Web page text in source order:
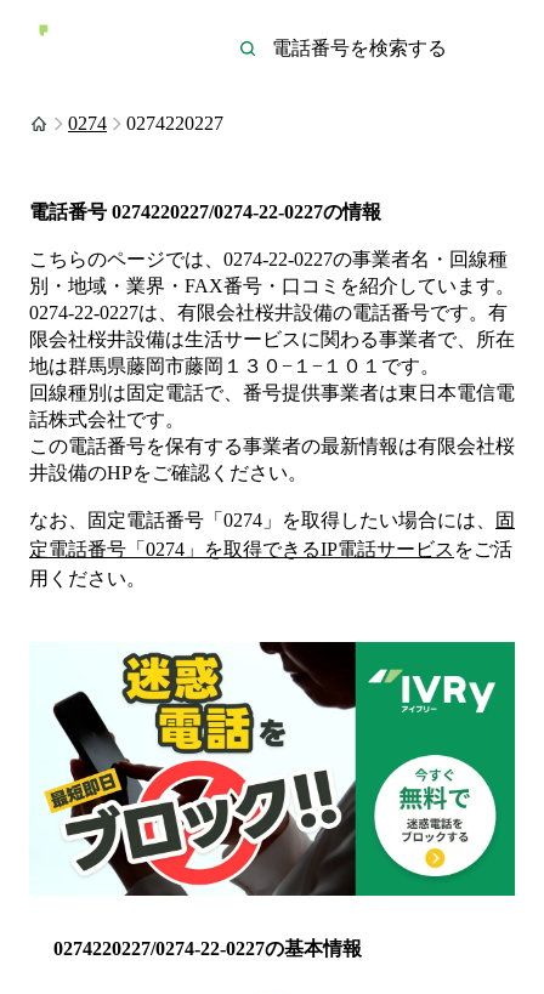
0274 0274220227
電話番号 0274220227/0274-22-0227の情報
こちらのページでは、 0274-22-0227の事業者名・回線種
別・地域・業界・FAX番号・口コミを紹介しています。
0274-22-0227は、 有限会社桜井設備の電話番号です。 有
限会社桜井設備は生活サービスに関わる事業者で、所在
地は群馬県藤岡市藤岡１３０−１−１０１ です。
回線種別は固定電話で、番号提供事業者は東日本電信電
話株式会社です。
この電話番号を保有する事業者の最新情報は有限会社桜
井設備のHPをご確認ください。
なお、固定電話番号「 0274 」を取得したい場合には、
固
定電話番号「 0274 」を取得できるIP電話サービス をご活
用ください。
0274220227/0274-22-0227の基本情報